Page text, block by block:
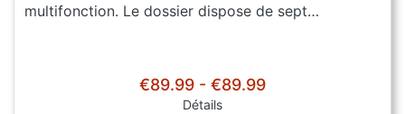
multifonction. Le dossier dispose de sept…
€89.99 - €89.99
Détails